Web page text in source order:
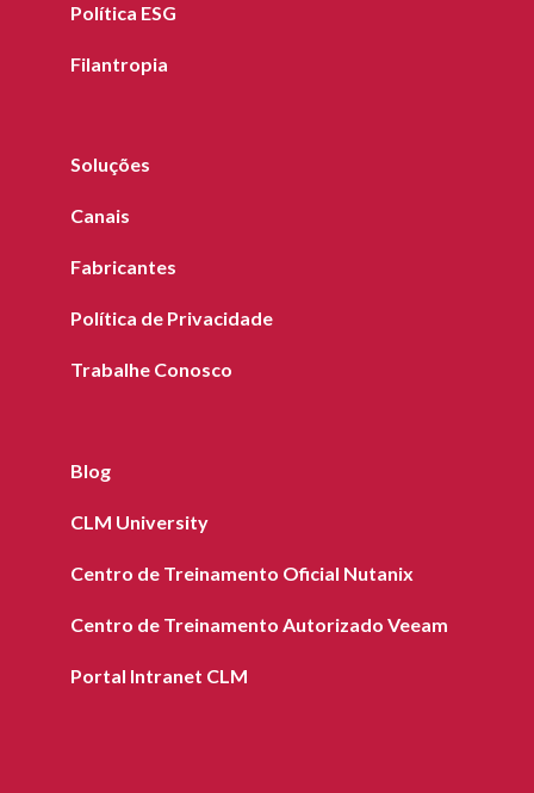
Política ESG
Filantropia
Soluções
Canais
Fabricantes
Política de Privacidade
Trabalhe Conosco
Blog
CLM University
Centro de Treinamento Oficial Nutanix
Centro de Treinamento Autorizado Veeam
Portal Intranet CLM